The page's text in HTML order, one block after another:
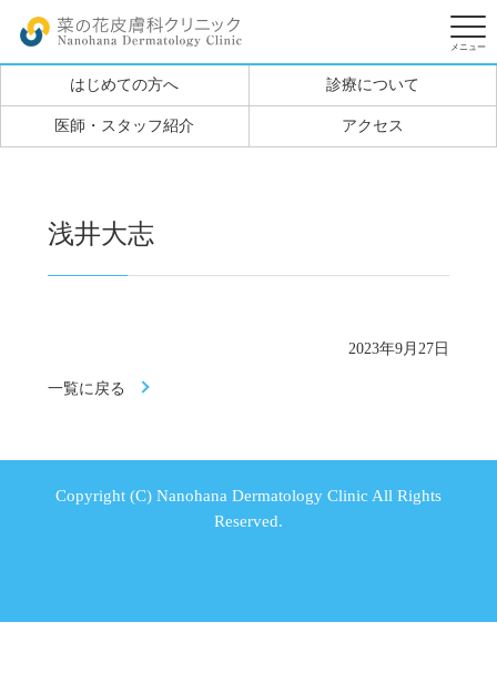
はじめての方へ 診療について
医師・スタッフ紹介 アクセス
浅井大志
2023年9月27日
一覧に戻る
Copyright (C) Nanohana Dermatology Clinic All Rights
Reserved.